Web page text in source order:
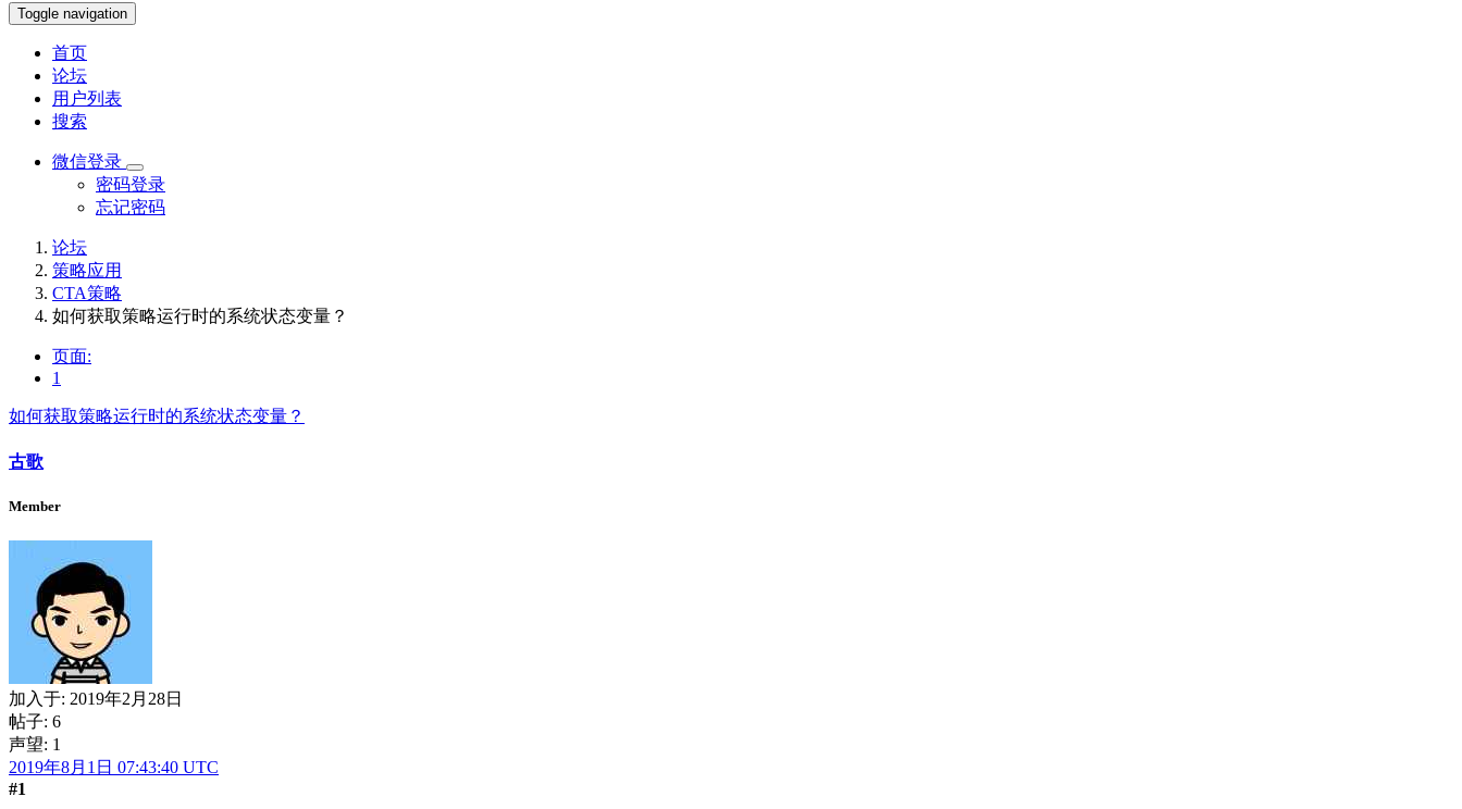
Toggle navigation
首页
论坛
用户列表
搜索
微信登录
密码登录
忘记密码
论坛
策略应用
CTA策略
如何获取策略运行时的系统状态变量？
页面:
1
如何获取策略运行时的系统状态变量？
古歌
Member
加入于: 2019年2月28日
帖子: 6
声望: 1
2019年8月1日 07:43:40 UTC
#1